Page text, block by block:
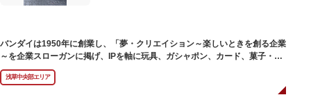
バンダイは1950年に創業し、「夢・クリエイション～楽しいときを創る企業
～を企業スローガンに掲げ、IPを軸に玩具、ガシャポン、カード、菓子・食
品・食玩、アパレル、日用雑貨など、お客さまの身近で楽しんでいただける
エンターテインメントをお届けしています。
浅草中央部エリア